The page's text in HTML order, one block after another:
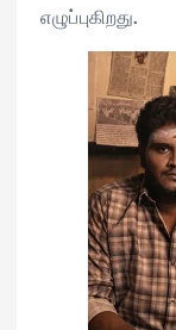
எழுப்புகிறது.